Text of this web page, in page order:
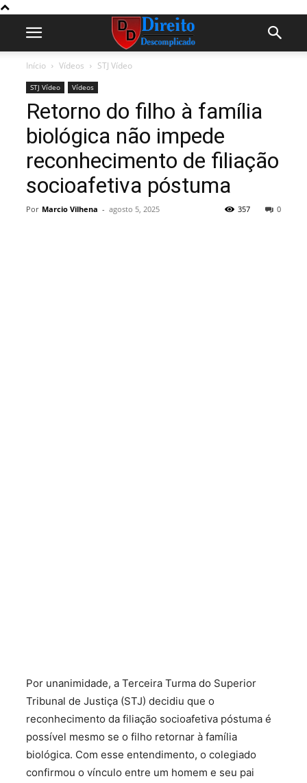
Início Vídeos STJ Vídeo
STJ Vídeo Vídeos
Retorno do filho à família
biológica não impede
reconhecimento de filiação
socioafetiva póstuma
Por Marcio Vilhena - agosto 5, 2025 0
357
Por unanimidade, a Terceira Turma do Superior
Tribunal de Justiça (STJ) decidiu que o
reconhecimento da filiação socioafetiva póstuma é
possível mesmo se o filho retornar à família
biológica. Com esse entendimento, o colegiado
confirmou o vínculo entre um homem e seu pai